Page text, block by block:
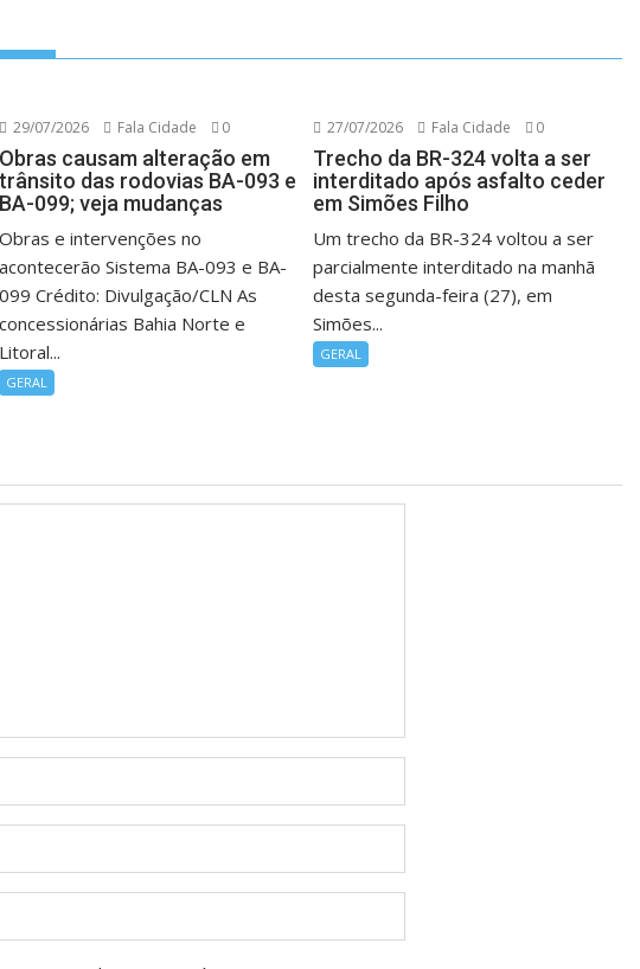
29/07/2026 Fala Cidade 0
Obras causam alteração em
trânsito das rodovias BA-093 e
BA-099; veja mudanças
Obras e intervenções no
acontecerão Sistema BA-093 e BA-
099 Crédito: Divulgação/CLN As
concessionárias Bahia Norte e
Litoral...
GERAL
27/07/2026 Fala Cidade 0
Trecho da BR-324 volta a ser
interditado após asfalto ceder
em Simões Filho
Um trecho da BR-324 voltou a ser
parcialmente interditado na manhã
desta segunda-feira (27), em
Simões...
GERAL